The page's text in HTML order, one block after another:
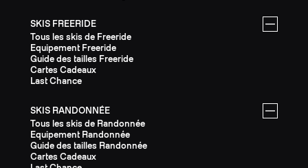
SKIS FREERIDE
Tous les skis de Freeride
Equipement Freeride
Guide des tailles Freeride
Cartes Cadeaux
Last Chance
SKIS RANDONNÉE
Tous les skis de Randonnée
Equipement Randonnée
Guide des tailles Randonnée
Cartes Cadeaux